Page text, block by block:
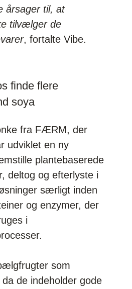
årsager til, at
tilvælger de
, fortalte Vibe.
finde flere
soya
fra FÆRM, der
udviklet en ny
plantebaserede
deltog og efterlyste i
særligt inden
og enzymer, der
i
som
de indeholder gode